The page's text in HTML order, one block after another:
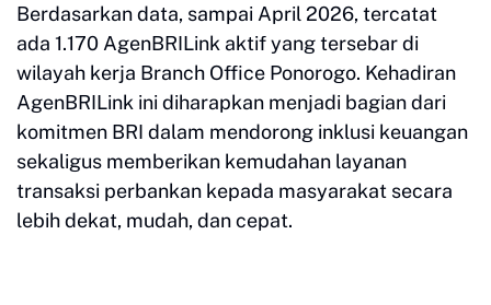
Berdasarkan data, sampai April 2026, tercatat
ada 1.170 AgenBRILink aktif yang tersebar di
wilayah kerja Branch Office Ponorogo. Kehadiran
AgenBRILink ini diharapkan menjadi bagian dari
komitmen BRI dalam mendorong inklusi keuangan
sekaligus memberikan kemudahan layanan
transaksi perbankan kepada masyarakat secara
lebih dekat, mudah, dan cepat.